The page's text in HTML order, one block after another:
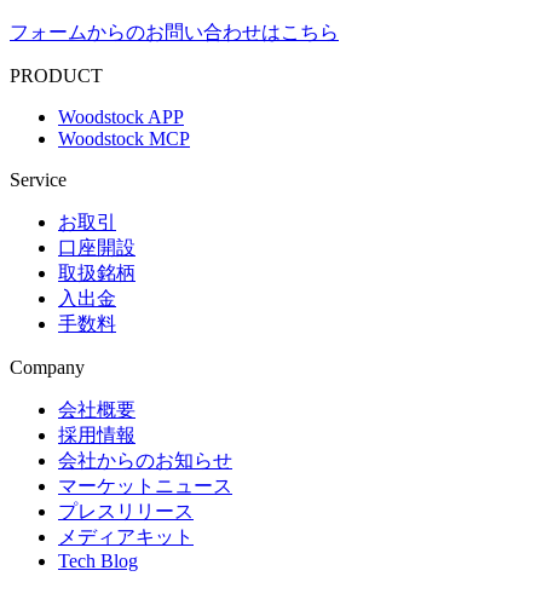
フォームからのお問い合わせはこちら
PRODUCT
Woodstock APP
Woodstock MCP
Service
お取引
口座開設
取扱銘柄
入出金
手数料
Company
会社概要
採用情報
会社からのお知らせ
マーケットニュース
プレスリリース
メディアキット
Tech Blog